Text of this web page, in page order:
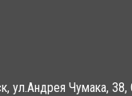
ул.Андрея Чумака,